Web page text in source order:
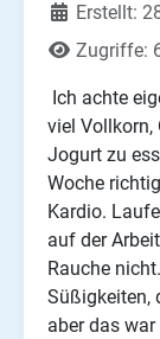
Erstellt:
Zugriffe:
Ich achte
viel Vollkorn,
Jogurt zu
Woche
Kardio.
auf der
Rauche
Süßigkeiten,
aber das